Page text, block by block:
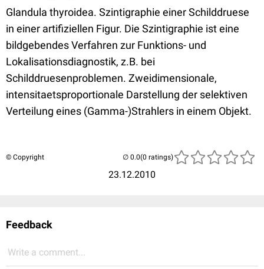
Glandula thyroidea. Szintigraphie einer Schilddruese
in einer artifiziellen Figur. Die Szintigraphie ist eine
bildgebendes Verfahren zur Funktions- und
Lokalisationsdiagnostik, z.B. bei
Schilddruesenproblemen. Zweidimensionale,
intensitaetsproportionale Darstellung der selektiven
Verteilung eines (Gamma-)Strahlers in einem Objekt.
© Copyright
23.12.2010
(0 ratings)
Feedback
Write a comment...